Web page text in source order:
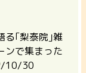
る｢梨泰院｣雑
で集まった
10/30